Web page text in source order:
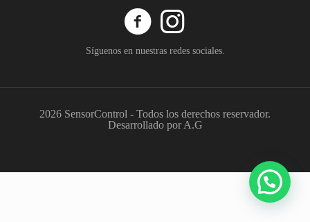
Síguenos en nuestras redes sociales.
2026 SensorControl - Todos los derechos reservador.
Desarrollado por A.G